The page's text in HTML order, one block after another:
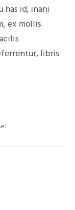
id, inani
ex mollis
libris